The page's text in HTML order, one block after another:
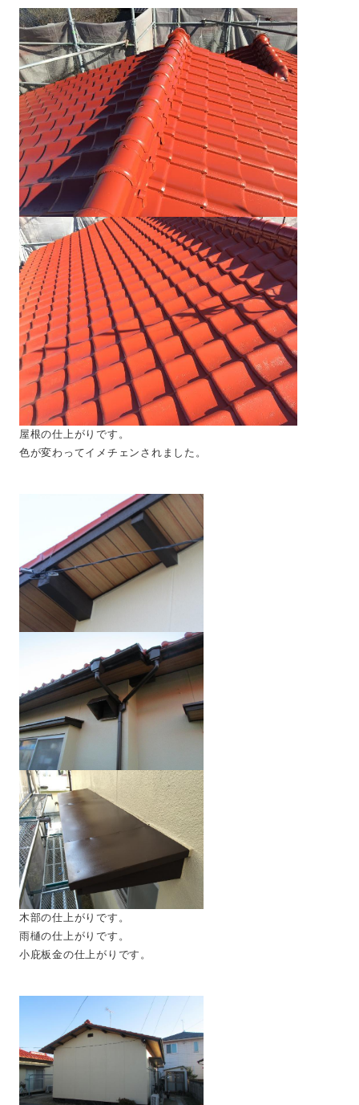
屋根の仕上がりです。
色が変わってイメチェンされました。
木部の仕上がりです。
雨樋の仕上がりです。
小庇板金の仕上がりです。